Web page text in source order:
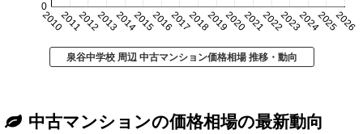
20102011201220132014201520162017201820192020202120222023202420252026
0
泉谷中学校 周辺 中古マンション価格相場 推移・動向
中古マンションの価格相場の最新動向